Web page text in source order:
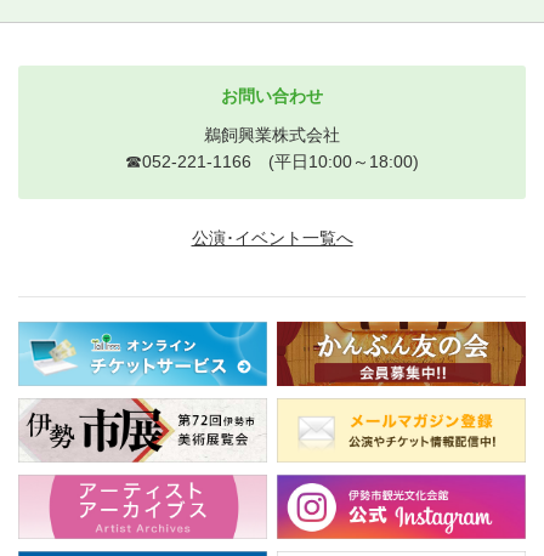
お問い合わせ
鵜飼興業株式会社
☎052-221-1166 (平日10:00～18:00)
公演･イベント一覧へ